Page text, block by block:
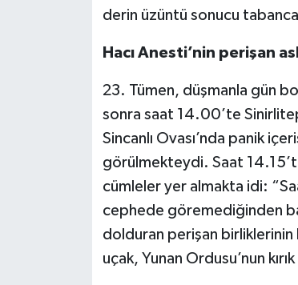
derin üzüntü sonucu
Hacı Anesti’nin perişan
23. Tümen, düşmanla gün
sonra saat 14.00’te
Sincanlı Ovası’nda panik
görülmekteydi. Saat
cümleler yer almakta idi:
cephede göremediğinden
dolduran perişan birliklerinin
uçak, Yunan Ordusu’nun